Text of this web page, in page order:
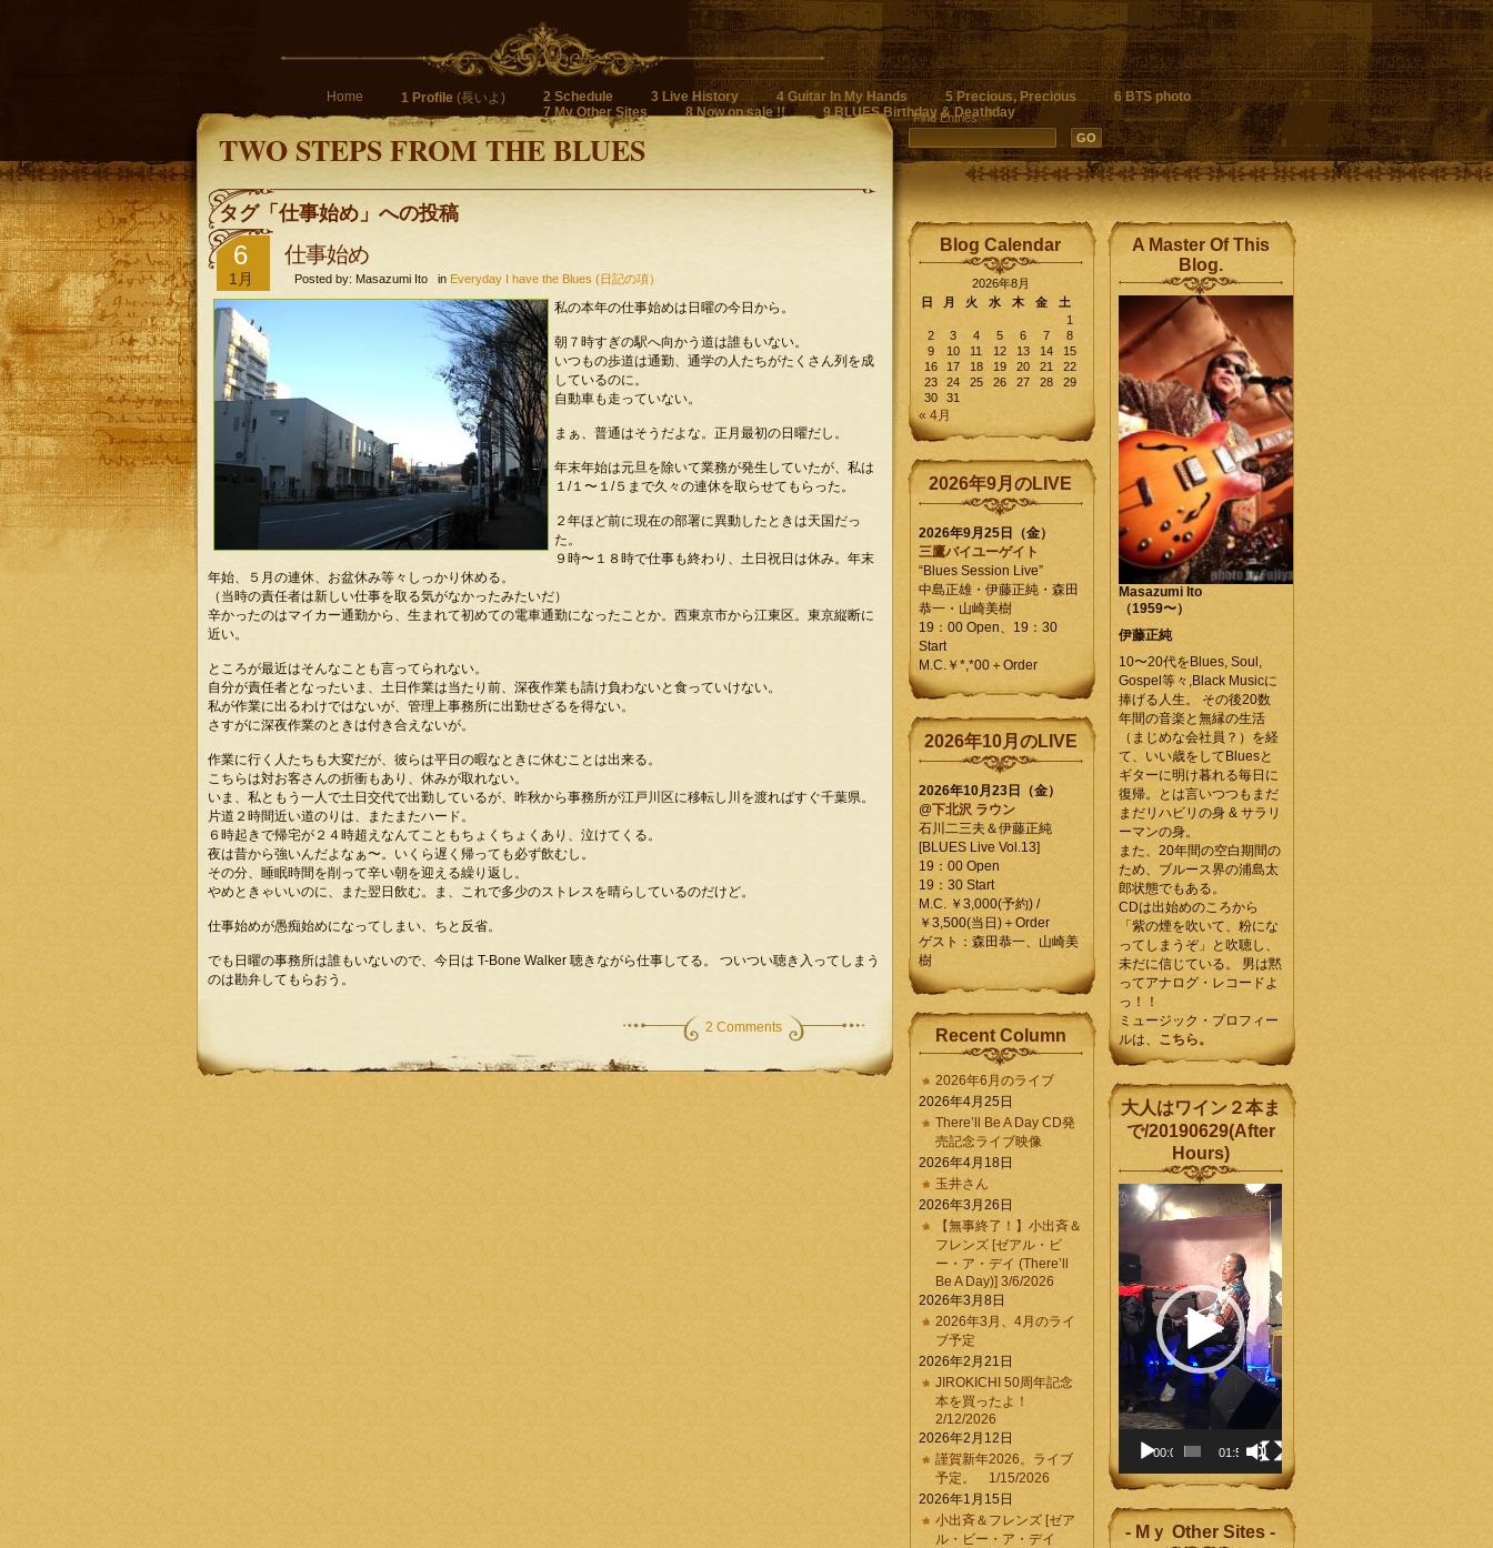
Home 1 Profile (長いよ) 2 Schedule 3 Live History 4 Guitar In My Hands 5 Precious, Precious
6 BTS photo
7 My Other Sites
8 Now on sale !! 9 BLUES Birthday & Deathday
TWO STEPS FROM THE BLUES
Find Entries
タグ「仕事始め」への投稿
6
1月
仕事始め
Posted by: Masazumi Ito in Everyday I have the Blues (日記の項）
私の本年の仕事始めは日曜の今日から。
朝７時すぎの駅へ向かう道は誰もいない。
いつもの歩道は通勤、通学の人たちがたくさん列を成
しているのに。
自動車も走っていない。
まぁ、普通はそうだよな。正月最初の日曜だし。
年末年始は元旦を除いて業務が発生していたが、私は
１/１〜１/５まで久々の連休を取らせてもらった。
２年ほど前に現在の部署に異動したときは天国だっ
た。
９時〜１８時で仕事も終わり、土日祝日は休み。年末
年始、５月の連休、お盆休み等々しっかり休める。
（当時の責任者は新しい仕事を取る気がなかったみたいだ）
辛かったのはマイカー通勤から、生まれて初めての電車通勤になったことか。西東京市から江東区。東京縦断に
近い。
ところが最近はそんなことも言ってられない。
自分が責任者となったいま、土日作業は当たり前、深夜作業も請け負わないと食っていけない。
私が作業に出るわけではないが、管理上事務所に出勤せざるを得ない。
さすがに深夜作業のときは付き合えないが。
作業に行く人たちも大変だが、彼らは平日の暇なときに休むことは出来る。
こちらは対お客さんの折衝もあり、休みが取れない。
いま、私ともう一人で土日交代で出勤しているが、昨秋から事務所が江戸川区に移転し川を渡ればすぐ千葉県。
片道２時間近い道のりは、またまたハード。
６時起きで帰宅が２４時超えなんてこともちょくちょくあり、泣けてくる。
夜は昔から強いんだよなぁ〜。いくら遅く帰っても必ず飲むし。
その分、睡眠時間を削って辛い朝を迎える繰り返し。
やめときゃいいのに、また翌日飲む。ま、これで多少のストレスを晴らしているのだけど。
仕事始めが愚痴始めになってしまい、ちと反省。
でも日曜の事務所は誰もいないので、今日は T-Bone Walker 聴きながら仕事してる。 ついつい聴き入ってしまう
のは勘弁してもらおう。
2 Comments
Blog Calendar
2026年8月
日
月 火 水 木 金
土
1
2
3 4 5 6 7
8
9
10 11 12 13 14
15
16
17 18 19 20 21
22
23
24 25 26 27 28
29
30
31
« 4月
2026年9月のLIVE
2026年9月25日（金）
三鷹バイユーゲイト
“Blues Session Live”
中島正雄・伊藤正純・森田
恭一・山崎美樹
19：00 Open、19：30
Start
M.C.￥*,*00＋Order
2026年10月のLIVE
2026年10月23日（金）
@下北沢 ラウン
石川二三夫＆伊藤正純
[BLUES Live Vol.13]
19：00 Open
19：30 Start
M.C. ￥3,000(予約) /
￥3,500(当日)＋Order
ゲスト：森田恭一、山崎美
樹
Recent Column
2026年6月のライブ
2026年4月25日
There’ll Be A Day CD発
売記念ライブ映像
2026年4月18日
玉井さん
2026年3月26日
【無事終了！】小出斉＆
フレンズ [ゼアル・ビ
ー・ア・デイ (There’ll
Be A Day)] 3/6/2026
2026年3月8日
2026年3月、4月のライ
ブ予定
2026年2月21日
JIROKICHI 50周年記念
本を買ったよ！
2/12/2026
2026年2月12日
謹賀新年2026。ライブ
予定。 1/15/2026
2026年1月15日
小出斉＆フレンズ [ゼア
ル・ビー・ア・デイ
A Master Of This
Blog.
Masazumi Ito
（1959〜）
伊藤正純
10〜20代をBlues, Soul,
Gospel等々,Black Musicに
捧げる人生。 その後20数
年間の音楽と無縁の生活
（まじめな会社員？）を経
て、いい歳をしてBluesと
ギターに明け暮れる毎日に
復帰。とは言いつつもまだ
まだリハビリの身 & サラリ
ーマンの身。
また、20年間の空白期間の
ため、ブルース界の浦島太
郎状態でもある。
CDは出始めのころから
「紫の煙を吹いて、粉にな
ってしまうぞ」と吹聴し、
未だに信じている。 男は黙
ってアナログ・レコードよ
っ！！
ミュージック・プロフィー
ルは、 こちら。
大人はワイン２本ま
で/20190629(After
Hours)
動
画
レ
ー
ヤ
ー
00:00 01:58
- Mｙ Other Sites -